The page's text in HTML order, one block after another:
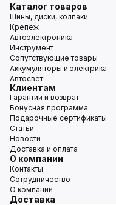
Каталог товаров
Шины, диски, колпаки
Крепёж
Автоэлектроника
Инструмент
Сопутствующие товары
Аккумуляторы и электрика
Автосвет
Клиентам
Гарантии и возврат
Бонусная программа
Подарочные сертификаты
Статьи
Новости
Доставка и оплата
О компании
Контакты
Сотрудничество
О компании
Доставка